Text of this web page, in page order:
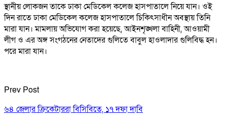
স্থানীয় লোকজন তাকে ঢাকা মেডিকেল কলেজ হাসপাতালে নিয়ে যান। ওই
দিন রাতে ঢাকা মেডিকেল কলেজ হাসপাতালে চিকিৎসাধীন অবস্থায় তিনি
মারা যান। মামলায় অভিযোগ করা হয়েছে, আইনশৃঙ্খলা বাহিনী, আওয়ামী
লীগ ও এর অঙ্গ সংগঠনের নেতাদের গুলিতে বাবুল হাওলাদার গুলিবিদ্ধ হন।
পরে মারা যান।
Prev Post
৬৪ জেলার ক্রিকেটাররা বিসিবিতে, ১৭ দফা দাবি